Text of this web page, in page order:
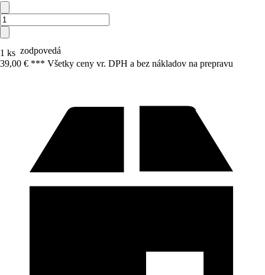
1 ks zodpovedá
39,00 € *** Všetky ceny vr. DPH a bez nákladov na prepravu